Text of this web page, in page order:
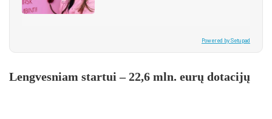
Powered by Setupad
Lengvesniam startui – 22,6 mln. eurų dotacijų